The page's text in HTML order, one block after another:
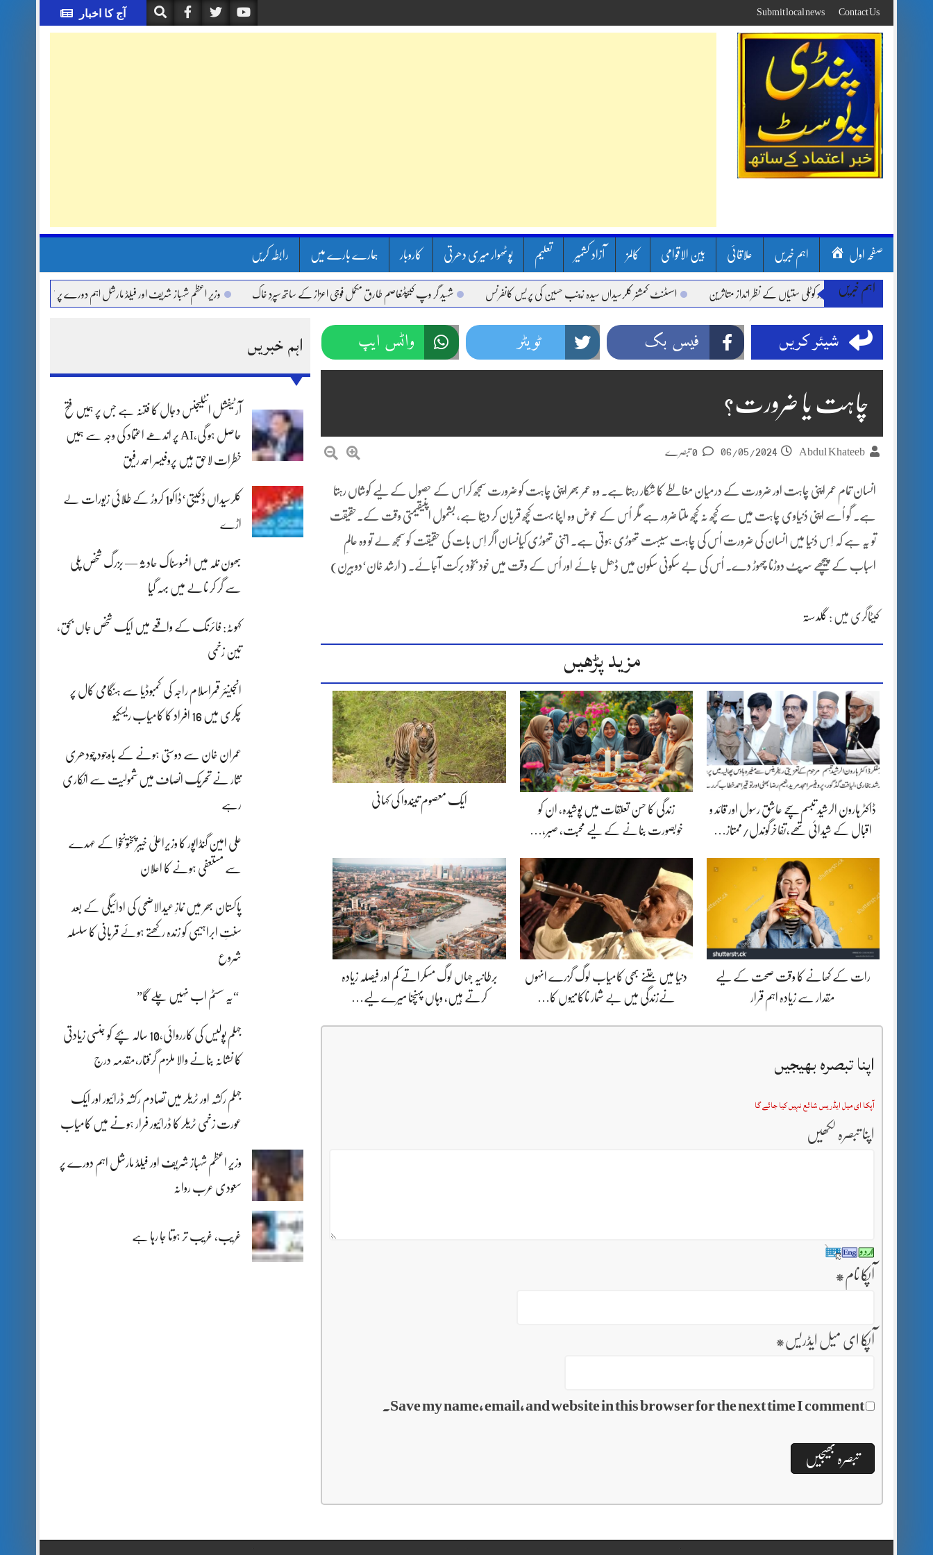
to
content
آج کا اخبار Contact Us
Submit local news
صفحہ اول اہم خبریں علاقائی بین الاقوامی کالمز آزاد کشمیر تعلیم پوٹھوار میری دھرتی کاروبار ہمارے بارے میں رابطہ کریں
اہم خبریں
لینڈ سلائیڈنگ اور کوٹلی ستیاں کے نظر انداز متاثرین اسسٹنٹ کمشنر کلرسیداں سیدہ زینب حسین کی پریس کانفرنس شہید گر وپ کیپٹنعاصم طارق مکمل فوجی اعزاز کے ساتھ سپردِ خاک وزیر اعظم شہباز شریف اور فیلڈ مارشل اہم دورے پر سعودی عرب روانہ
اہم خبریں
آرٹیفشل انٹلیجنس دجال کا فتنہ ہے جس پر ہمیں فتح
حاصل ہو گی،AI پر اندھے اعتماد کی وجہ سے ہمیں
خطرات لاحق ہیں پروفیسر احمد رفیق
کلرسیداں ڈکیتی‘ڈاکو1 کروڑ کے طلائی زیورات لے
اڑے
بھون نلہ میں افسوسناک حادثہ — بزرگ شخص پلی
سے گر کر نالے میں بہہ گیا
کہوٹہ: فائرنگ کے واقعے میں ایک شخص جاں بحق،
تین زخمی
انجینئر قمراسلام راجہ کی کمبوڈیا سے ہنگامی کال پر
چکری میں 16 افراد کا کامیاب ریسکیو
عمران خان سے دوستی ہونے کے باوجود چودھری
نثار نے تحریک انصاف میں شمولیت سے انکاری
رہے
علی امین گنڈاپور کا وزیراعلیٰ خیبرپختونخوا کے عہدے
سے مستعفی ہونے کا اعلان
پاکستان بھر میں نمازِ عیدالاضحی کی ادائیگی کے بعد
سنتِ ابراہیمی کو زندہ رکھتے ہوئے قربانی کا سلسلہ
شروع
“یہ سسٹم اب نہیں چلے گا”
جہلم پولیس کی کارروائی،10 سالہ بچے کو جنسی زیادتی
کا نشانہ بنانے والا ملزم گرفتار،مقدمہ درج
جہلم رکشہ اور ٹریلر میں تصادم رکشہ ڈرائیور اور ایک
عورت زخمی ٹریلر کا ڈرائیور فرار ہونے میں کامیاب
وزیر اعظم شہباز شریف اور فیلڈ مارشل اہم دورے پر
سعودی عرب روانہ
غریب، غریب تر ہوتا جا رہا ہے
شیئر کریں فیس بک ٹویٹر واٹس ایپ
چاہت یا ضرورت؟
Abdul Khateeb
06/05/2024
انسان تمام عمر اپنی چاہت اور ضرورت کے درمیان مغالطے کا شکار رہتا ہے۔ وہ عمر بھر اپنی چاہت کو ضرورت سمجھ کراس کے حصول کے لیے کوشاں رہتا
ہے۔ گو اُسے اپنی دُنیاوی چاہت میں سے کچھ نہ کچھ ملتا ضرور ہے مگر اُس کے عوض وہ اپنا بہت کچھ قربان کر دیتا ہے، بشمول اپنیقیمتی وقت کے۔حقیقت
تو یہ ہے کہ اِس دُنیا میں انسان کی ضرورت اُس کی چاہت سیبہت تھوڑی ہوتی ہے۔ اتنی تھوڑی کیانسان اگر اِس بات کی حقیقت کو سمجھ لے تو وہ عالمِ
اسباب کے پیچھے سرپٹ دوڑنا چھوڑ دے۔ اُس کی بے سکونی سکون میں ڈھل جائے اور اُس کے وقت میں خود بخود برکت آجائے۔ (ارشد خان‘دوبیرن)
کیٹاگری میں : گلدستہ
مزید پڑھیں
ڈاکٹر ہارون الرشید تبسم سچے عاشق رسول اور قائد و
اقبال کے شیدائی تھے،تفاخرگوندل/ممتاز…
زندگی کا حسن تعلقات میں پوشیدہ, ان کو
خوبصورت بنانے کے لیے محبت، صبر،…
ایک معصوم تیندوا کی کہانی
رات کے کھانے کا وقت صحت کے لیے
مقدار سے زیادہ اہم قرار
دنیا میں جتنے بھی کامیاب لوگ گزرے انہوں
نےزندگی میں بے شمار ناکامیوں کا…
برطانیہ جہاں لوگ مسکراتے کم اور فیصلہ زیادہ
کرتے ہیں، وہاں پہنچنا میرے لیے…
اپنا تبصرہ بھیجیں
آپکا ای میل ایڈریس شائع نہیں کیا جائے گا
اپنا تبصرہ لکھیں
آپکا نام *
آپکا ای میل ایڈریس *
Save my name, email, and website in this browser for the next time I comment.